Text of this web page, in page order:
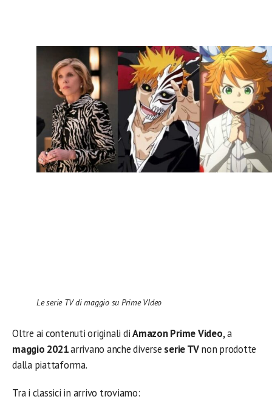
Le serie TV di maggio su Prime VIdeo
Oltre ai contenuti originali diAmazon Prime Video,a
maggio 2021arrivano anche diverse serie TVnon prodotte
dalla piattaforma.
Tra i classici in arrivo troviamo: